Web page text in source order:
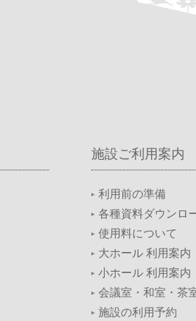
施設ご利用案内
利用前の準備
各種資料ダウンロ
使用料について
大ホール 利用案内
小ホール 利用案内
会議室・和室・茶
施設の利用予約